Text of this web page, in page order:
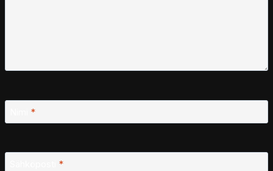
*
*